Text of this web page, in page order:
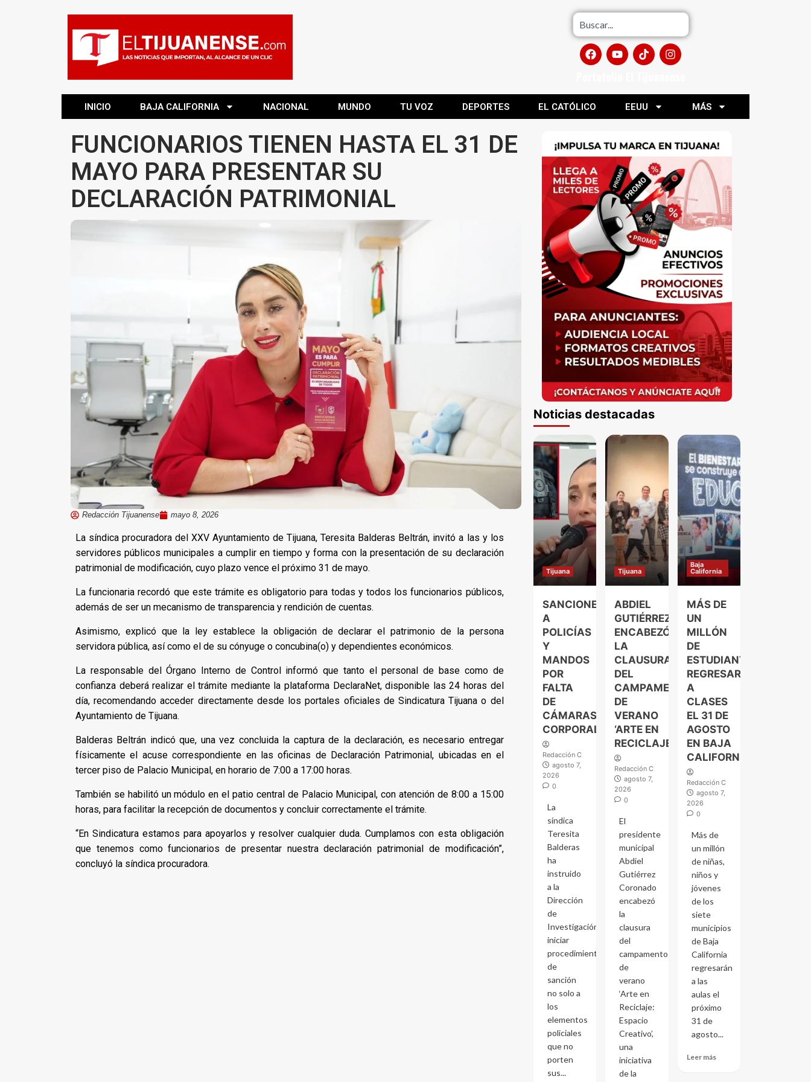
INICIO BAJA CALIFORNIA NACIONAL MUNDO TU VOZ DEPORTES EL CATÓLICO EEUU MÁS
FUNCIONARIOS TIENEN HASTA EL 31 DE
MAYO PARA PRESENTAR SU
DECLARACIÓN PATRIMONIAL
Redacción Tijuanense mayo 8, 2026
La síndica procuradora del XXV Ayuntamiento de Tijuana, Teresita Balderas Beltrán, invitó a las y los
servidores públicos municipales a cumplir en tiempo y forma con la presentación de su declaración
patrimonial de modificación, cuyo plazo vence el próximo 31 de mayo.
La funcionaria recordó que este trámite es obligatorio para todas y todos los funcionarios públicos,
además de ser un mecanismo de transparencia y rendición de cuentas.
Asimismo, explicó que la ley establece la obligación de declarar el patrimonio de la persona
servidora pública, así como el de su cónyuge o concubina(o) y dependientes económicos.
La responsable del Órgano Interno de Control informó que tanto el personal de base como de
confianza deberá realizar el trámite mediante la plataforma DeclaraNet, disponible las 24 horas del
día, recomendando acceder directamente desde los portales oficiales de Sindicatura Tijuana o del
Ayuntamiento de Tijuana.
Balderas Beltrán indicó que, una vez concluida la captura de la declaración, es necesario entregar
físicamente el acuse correspondiente en las oficinas de Declaración Patrimonial, ubicadas en el
tercer piso de Palacio Municipal, en horario de 7:00 a 17:00 horas.
También se habilitó un módulo en el patio central de Palacio Municipal, con atención de 8:00 a 15:00
horas, para facilitar la recepción de documentos y concluir correctamente el trámite.
“En Sindicatura estamos para apoyarlos y resolver cualquier duda. Cumplamos con esta obligación
que tenemos como funcionarios de presentar nuestra declaración patrimonial de modificación”,
concluyó la síndica procuradora.
Noticias destacadas
Tijuana
SANCIONES
A
POLICÍAS
Y
MANDOS
POR
FALTA
DE
CÁMARAS
CORPORALES
Redacción C
agosto 7,
2026
0
La
síndica
Teresita
Balderas
ha
instruido
a la
Dirección
de
Investigación
iniciar
procedimientos
de
sanción
no solo a
los
elementos
policiales
que no
porten
sus...
Tijuana
ABDIEL
GUTIÉRREZ
ENCABEZÓ
LA
CLAUSURA
DEL
CAMPAMENTO
DE
VERANO
‘ARTE EN
RECICLAJE’
Redacción C
agosto 7,
2026
0
El
presidente
municipal
Abdiel
Gutiérrez
Coronado
encabezó
la
clausura
del
campamento
de
verano
‘Arte en
Reciclaje:
Espacio
Creativo’,
una
iniciativa
de la
Baja
California
MÁS DE
UN
MILLÓN
DE
ESTUDIANTES
REGRESARÁN
A
CLASES
EL 31 DE
AGOSTO
EN BAJA
CALIFORNIA
Redacción C
agosto 7,
2026
0
Más de
un millón
de niñas,
niños y
jóvenes
de los
siete
municipios
de Baja
California
regresarán
a las
aulas el
próximo
31 de
agosto...
Leer más